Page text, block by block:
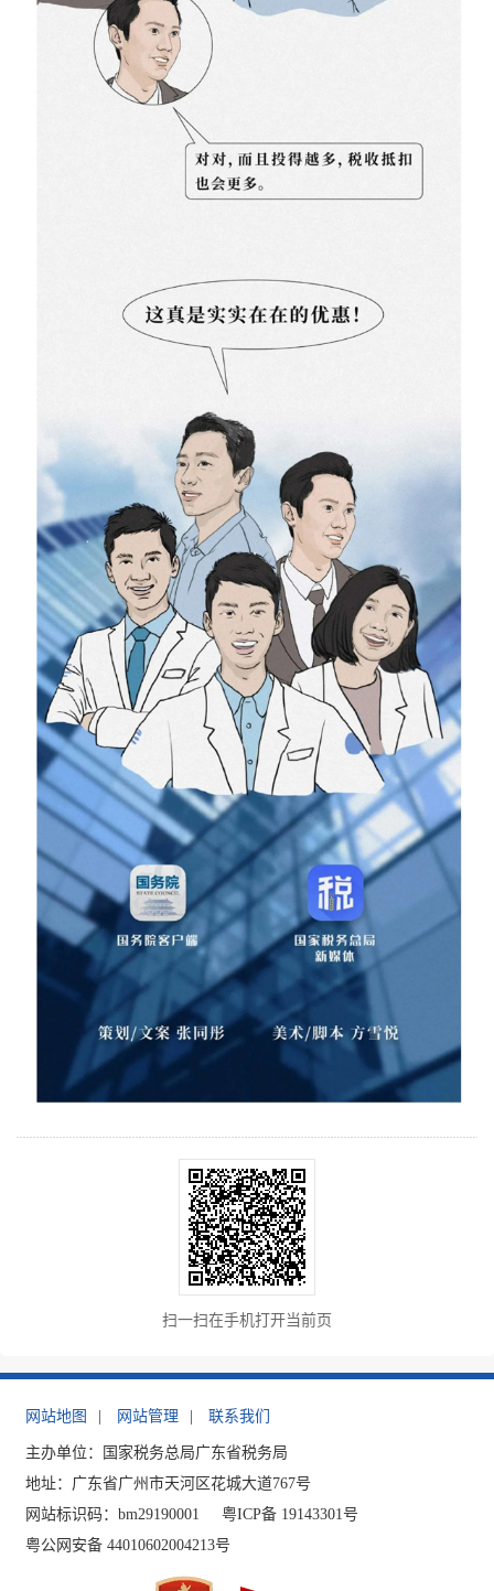
扫一扫在手机打开当前页
网站地图 网站管理 联系我们
主办单位：国家税务总局广东省税务局
地址：广东省广州市天河区花城大道767号
网站标识码：bm29190001
粤ICP备 19143301号
粤公网安备 44010602004213号